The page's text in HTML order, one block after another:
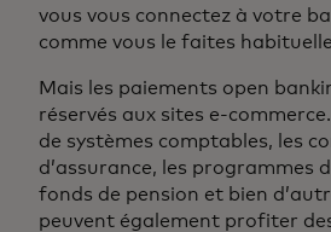
vous vous connectez à votre
comme vous le faites
Mais les paiements open
réservés aux sites e-
de systèmes comptables, les
d’assurance, les programmes
fonds de pension et bien
peuvent également profiter